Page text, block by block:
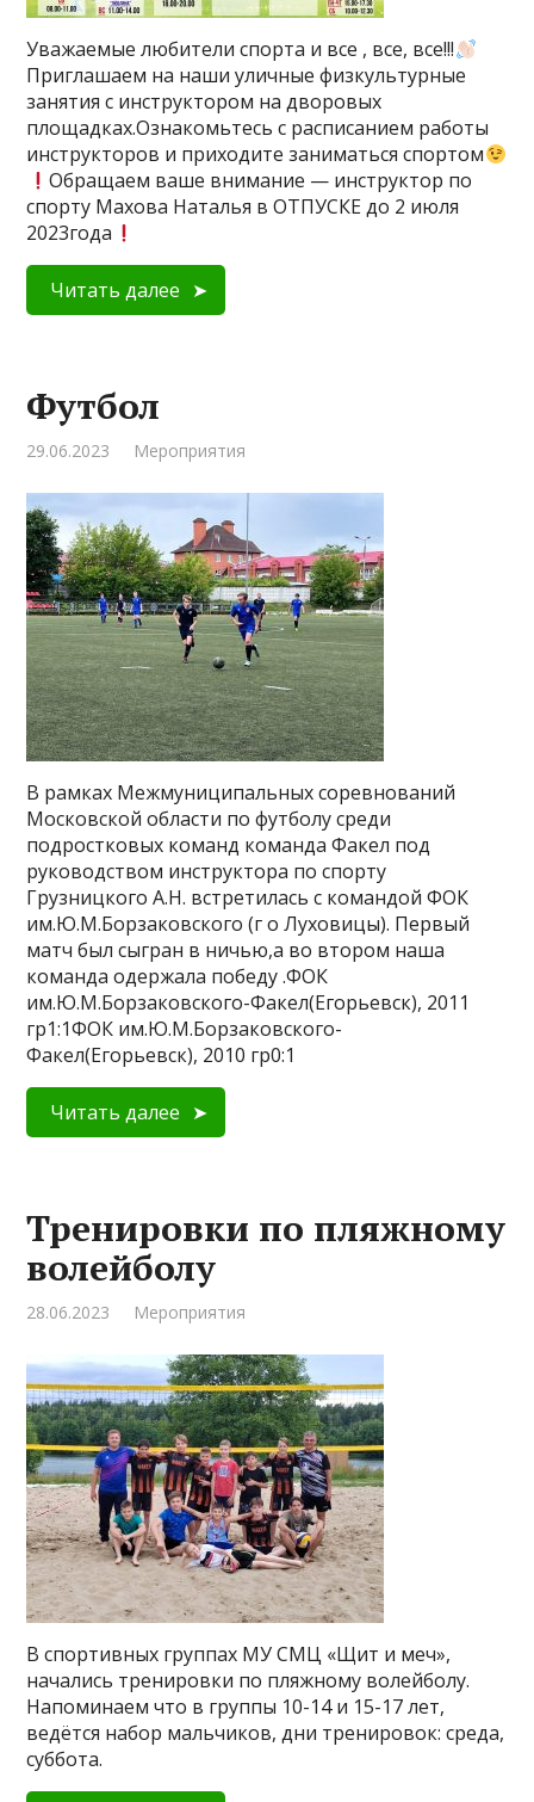
Уважаемые любители спорта и все , все, все!!!
Приглашаем на наши уличные физкультурные
занятия с инструктором на дворовых
площадках.Ознакомьтесь с расписанием работы
инструкторов и приходите заниматься спортом
Обращаем ваше внимание — инструктор по
спорту Махова Наталья в ОТПУСКЕ до 2 июля
2023года
Читать далее
Футбол
29.06.2023 Мероприятия
В рамках Межмуниципальных соревнований
Московской области по футболу среди
подростковых команд команда Факел под
руководством инструктора по спорту
Грузницкого А.Н. встретилась с командой ФОК
им.Ю.М.Борзаковского (г о Луховицы). Первый
матч был сыгран в ничью,а во втором наша
команда одержала победу .ФОК
им.Ю.М.Борзаковского-Факел(Егорьевск), 2011
гр1:1ФОК им.Ю.М.Борзаковского-
Факел(Егорьевск), 2010 гр0:1
Читать далее
Тренировки по пляжному
волейболу
28.06.2023 Мероприятия
В спортивных группах МУ СМЦ «Щит и меч»,
начались тренировки по пляжному волейболу.
Напоминаем что в группы 10-14 и 15-17 лет,
ведётся набор мальчиков, дни тренировок: среда,
суббота.